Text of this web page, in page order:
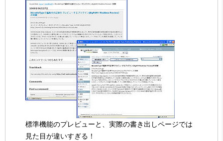
標準機能のプレビューと、実際の書き出しページでは
見た目が違いすぎる！